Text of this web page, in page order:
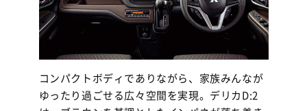
コンパクトボディでありながら、家族みんなが
ゆったり過ごせる広々空間を実現。デリカD:2